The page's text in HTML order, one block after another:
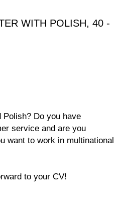
WITH POLISH, 40 -
Polish? Do you have
service and are you
want to work in multinational
to your CV!